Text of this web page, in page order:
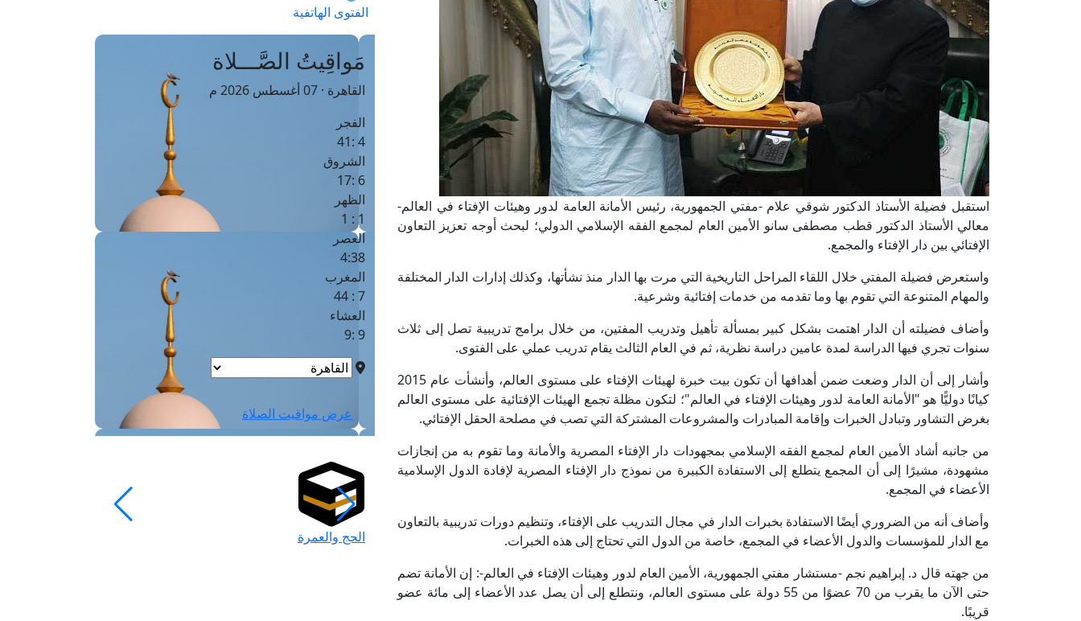
استقبل فضيلة الأستاذ الدكتور شوقي علام -مفتي الجمهورية، رئيس الأمانة العامة لدور وهيئات الإفتاء في العالم-
معالي الأستاذ الدكتور قطب مصطفى سانو الأمين العام لمجمع الفقه الإسلامي الدولي؛ لبحث أوجه تعزيز التعاون
الإفتائي بين دار الإفتاء والمجمع.
واستعرض فضيلة المفتي خلال اللقاء المراحل التاريخية التي مرت بها الدار منذ نشأتها، وكذلك إدارات الدار المختلفة
والمهام المتنوعة التي تقوم بها وما تقدمه من خدمات إفتائية وشرعية.
وأضاف فضيلته أن الدار اهتمت بشكل كبير بمسألة تأهيل وتدريب المفتين، من خلال برامج تدريبية تصل إلى ثلاث
سنوات تجري فيها الدراسة لمدة عامين دراسة نظرية، ثم في العام الثالث يقام تدريب عملي على الفتوى.
وأشار إلى أن الدار وضعت ضمن أهدافها أن تكون بيت خبرة لهيئات الإفتاء على مستوى العالم، وأنشأت عام 2015
كيانًا دوليًّا هو "الأمانة العامة لدور وهيئات الإفتاء في العالم"؛ لتكون مظلة تجمع الهيئات الإفتائية على مستوى العالم
بغرض التشاور وتبادل الخبرات وإقامة المبادرات والمشروعات المشتركة التي تصب في مصلحة الحقل الإفتائي.
من جانبه أشاد الأمين العام لمجمع الفقه الإسلامي بمجهودات دار الإفتاء المصرية والأمانة وما تقوم به من إنجازات
مشهودة، مشيرًا إلى أن المجمع يتطلع إلى الاستفادة الكبيرة من نموذج دار الإفتاء المصرية لإفادة الدول الإسلامية
الأعضاء في المجمع.
وأضاف أنه من الضروري أيضًا الاستفادة بخبرات الدار في مجال التدريب على الإفتاء، وتنظيم دورات تدريبية بالتعاون
مع الدار للمؤسسات والدول الأعضاء في المجمع، خاصة من الدول التي تحتاج إلى هذه الخبرات.
من جهته قال د. إبراهيم نجم -مستشار مفتي الجمهورية، الأمين العام لدور وهيئات الإفتاء في العالم-: إن الأمانة تضم
حتى الآن ما يقرب من 70 عضوًا من 55 دولة على مستوى العالم، ونتطلع إلى أن يصل عدد الأعضاء إلى مائة عضو
قريبًا.
الفتوى الهاتفية
مَواقِيتُ الصَّـــلاة
القاهرة · 07 أغسطس 2026 م
الفجر
4 :41
الشروق
6 :17
الظهر
1 : 1
العصر
4:38
المغرب
7 : 44
العشاء
9 :9
عرض مواقيت الصلاة
الحج والعمرة